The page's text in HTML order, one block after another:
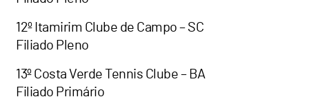
12º Itamirim Clube de Campo – SC
Filiado Pleno
13º Costa Verde Tennis Clube – BA
Filiado Primário